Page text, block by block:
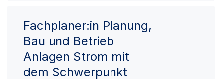
Fachplaner:in Planung,
Bau und Betrieb
Anlagen Strom mit
dem Schwerpunkt